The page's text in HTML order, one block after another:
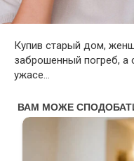
Купив старый дом,
заброшенный погреб, а
ужасе…